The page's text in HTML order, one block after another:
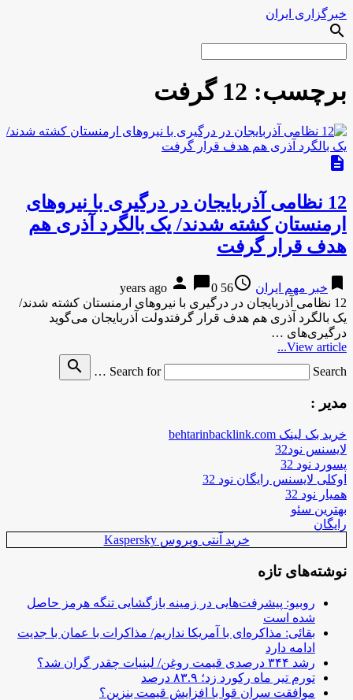
خبرگزاری ایران
search
برچسب: 12 گرفت
description
12 نظامی آذربایجان در درگیری با نیروهای
ارمنستان کشته شدند/ یک بالگرد آذری هم
هدف قرار گرفت
bookmark خبر مهم ایران access_time
56 years ago
person chat_bubble0
12 نظامی آذربایجان در درگیری با نیروهای ارمنستان کشته شدند/
یک بالگرد آذری هم هدف قرار گرفتدولت آذربایجان می‌گوید
درگیری‌های …
View article...
Search for
Search …
search
مدیر :
خرید بک لینک behtarinbacklink.com
لایسنس نود32
پسورد نود 32
اوکلی لایسنس رایگان نود 32
همیار نود 32
بهترین سئو
رایگان
خرید آنتی ویروس Kaspersky
نوشته‌های تازه
روبیو: پیشرفت‌هایی در زمینه بازگشایی تنگه هرمز حاصل
شده است
بقائی: مذاکره‌ای با آمریکا نداریم/ مذاکرات با عمان با جدیت
ادامه دارد
رشد ۳۴۴ درصدی قیمت روغن/ لبنیات چقدر گران شد؟
تورم تیر ماه رکورد زد؛ ۸۳.۹ درصد
موافقت سران قوا با افزایش قیمت بنزین؟